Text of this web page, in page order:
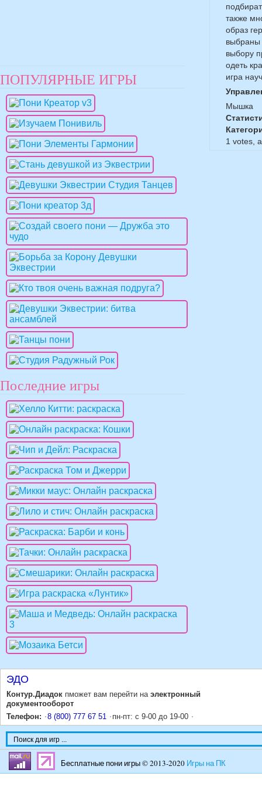
также
образ
выбраны
выбору
одеть
игра
Мышка
1 votes,
ПОПУЛЯРНЫЕ ИГРЫ
Последние игры
ЭДО
Контур.Диадок пможет вам перейти на электронный
документооборот
Телефон:
8 (800) 777 67 51 пн-пт: с 9-00 до 19-00
Бесплатные пони игры © 2013-2020 Игры на ПК